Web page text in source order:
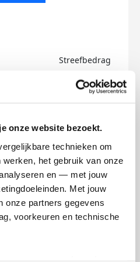
onze website bezoekt.
technieken om
het gebruik van onze
en — met jouw
Met jouw
onze partners gegevens
voorkeuren en technische
Streefbedrag
badges